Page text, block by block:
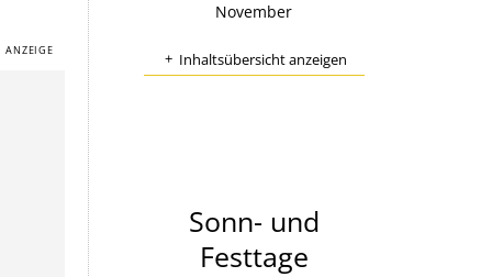
November
Inhaltsübersicht anzeigen
Sonn- und
Festtage